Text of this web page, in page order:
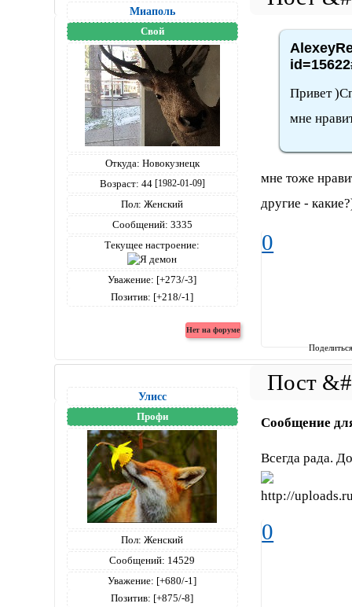
Миаполь
Свой
Откуда: Новокузнецк
Возраст: 44 [1982-01-09]
Пол: Женский
Сообщений: 3335
Текущее настроение:
Уважение: [+273/-3]
Позитив: [+218/-1]
Привет
мне
мне тоже
другие -
0
Улисс
Профи
Пол: Женский
Сообщений: 14529
Уважение: [+680/-1]
Позитив: [+875/-8]
Сообщение
Всегда рада.
0